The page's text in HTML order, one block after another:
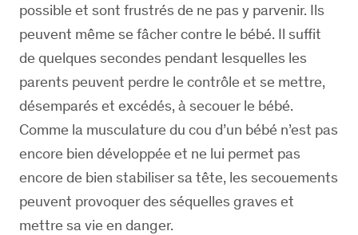
possible et sont frustrés de ne pas y parvenir. Ils
peuvent même se fâcher contre le bébé. Il suffit
de quelques secondes pendant lesquelles les
parents peuvent perdre le contrôle et se mettre,
désemparés et excédés, à secouer le bébé.
Comme la musculature du cou d’un bébé n’est pas
encore bien développée et ne lui permet pas
encore de bien stabiliser sa tête, les secouements
peuvent provoquer des séquelles graves et
mettre sa vie en danger.